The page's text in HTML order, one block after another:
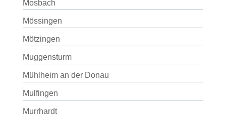
Mosbach
Mössingen
Mötzingen
Muggensturm
Mühlheim an der Donau
Mulfingen
Murrhardt